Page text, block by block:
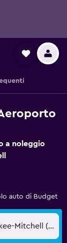
a noleggio
auto di Budget
Milwaukee, WI, Stati Uniti - Milwaukee-Mitchell (MKE)